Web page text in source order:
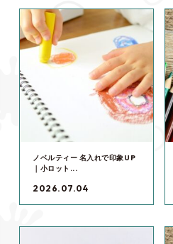
ノベルティー 名入れで印象UP
｜小ロット...
2026.07.04